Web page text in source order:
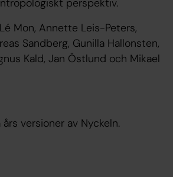
perspektiv.
Mon, Annette Leis-Peters,
Sandberg, Gunilla Hallonsten,
Kald, Jan Östlund och Mikael
versioner av Nyckeln.